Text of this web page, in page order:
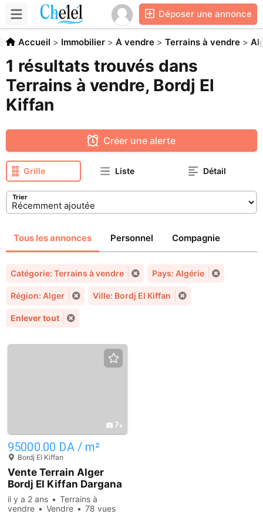
Déposer une annonce
Accueil > Immobilier > À vendre > Terrains à vendre >
1 résultats trouvés dans
Terrains à vendre, Bordj El
Kiffan
Créer une alerte
Grille Liste Détail
Trier
Tous les annonces Personnel Compagnie
Catégorie: Terrains à vendre Pays: Algérie
Région: Alger Ville: Bordj El Kiffan
Enlever tout
7
95000.00 DA / m²
Bordj El Kiffan
Vente Terrain Alger
Bordj El Kiffan Dargana
il y a 2 ans
Terrains à
vendre
Vendre 78 vues